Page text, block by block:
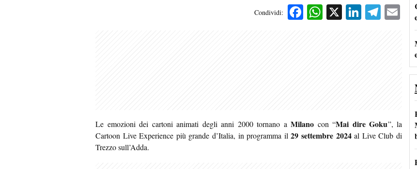
Condividi: Facebook
WhatsApp
X
Le emozioni dei cartoni animati degli anni 2000 tornano aMilano con “Mai dire Goku”, la
Cartoon Live Experience più grande d’Italia, in programma il29 settembre 2024al Live Club di
Trezzo sull’Adda.